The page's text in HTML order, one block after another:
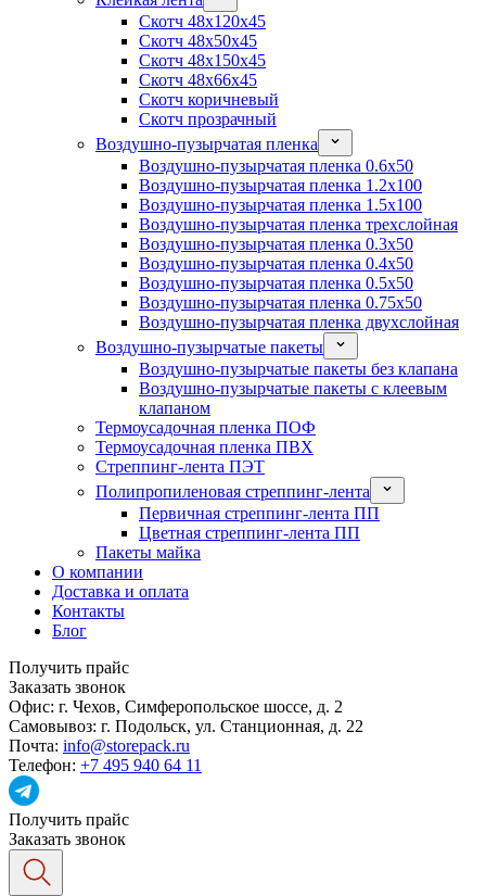
Скотч 48x120x45
Скотч 48x50x45
Скотч 48x150x45
Скотч 48x66x45
Скотч коричневый
Скотч прозрачный
Воздушно-пузырчатая пленка
Воздушно-пузырчатая пленка 0.6x50
Воздушно-пузырчатая пленка 1.2x100
Воздушно-пузырчатая пленка 1.5x100
Воздушно-пузырчатая пленка трехслойная
Воздушно-пузырчатая пленка 0.3x50
Воздушно-пузырчатая пленка 0.4x50
Воздушно-пузырчатая пленка 0.5x50
Воздушно-пузырчатая пленка 0.75x50
Воздушно-пузырчатая пленка двухслойная
Воздушно-пузырчатые пакеты
Воздушно-пузырчатые пакеты без клапана
Воздушно-пузырчатые пакеты с клеевым
клапаном
Термоусадочная пленка ПОФ
Термоусадочная пленка ПВХ
Стреппинг-лента ПЭТ
Полипропиленовая стреппинг-лента
Первичная стреппинг-лента ПП
Цветная стреппинг-лента ПП
Пакеты майка
О компании
Доставка и оплата
Контакты
Блог
Получить прайс
Заказать звонок
Офис: г. Чехов, Симферопольское шоссе, д. 2
Самовывоз: г. Подольск, ул. Станционная, д. 22
Почта: info@storepack.ru
Телефон: +7 495 940 64 11
Получить прайс
Заказать звонок